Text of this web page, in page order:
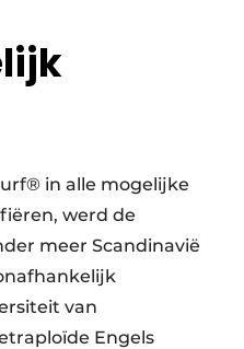
in alle mogelijke
werd de
meer Scandinavië
van
Engels